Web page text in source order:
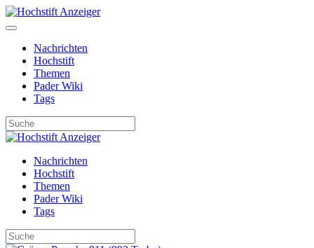
Nachrichten
Hochstift
Themen
Pader Wiki
Tags
Nachrichten
Hochstift
Themen
Pader Wiki
Tags